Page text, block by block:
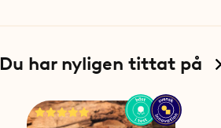
Du har nyligen tittat på